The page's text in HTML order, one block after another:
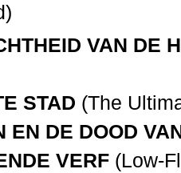
VAN DE
STAD (The
EN DE DOOD
VERF (Low-